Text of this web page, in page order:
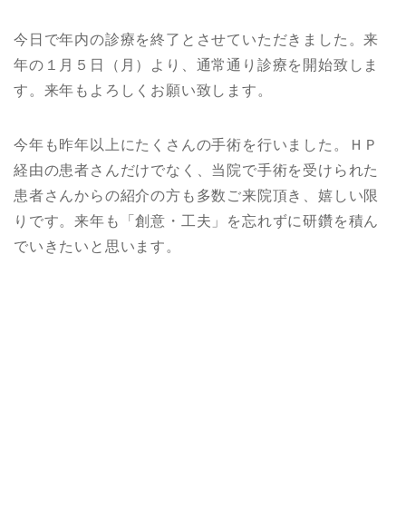
今日で年内の診療を終了とさせていただきました。来
年の１月５日（月）より、通常通り診療を開始致しま
す。来年もよろしくお願い致します。
今年も昨年以上にたくさんの手術を行いました。ＨＰ
経由の患者さんだけでなく、当院で手術を受けられた
患者さんからの紹介の方も多数ご来院頂き、嬉しい限
りです。来年も「創意・工夫」を忘れずに研鑽を積ん
でいきたいと思います。